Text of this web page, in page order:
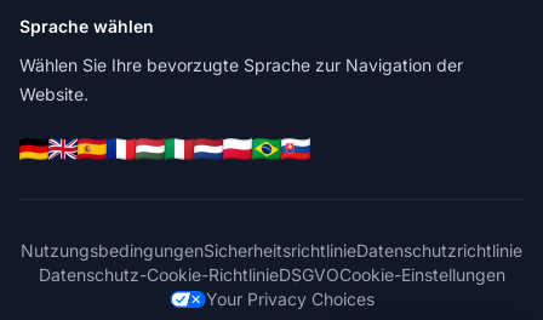
Sprache wählen
Wählen Sie Ihre bevorzugte Sprache zur Navigation der
Website.
NutzungsbedingungenSicherheitsrichtlinieDatenschutzrichtlinie
Datenschutz-Cookie-RichtlinieDSGVOCookie-Einstellungen
Your Privacy Choices